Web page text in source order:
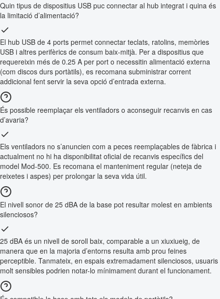
Quin tipus de dispositius USB puc connectar al hub integrat i quina és
la limitació d’alimentació?
El hub USB de 4 ports permet connectar teclats, ratolins, memòries
USB i altres perifèrics de consum baix-mitjà. Per a dispositius que
requereixin més de 0.25 A per port o necessitin alimentació externa
(com discos durs portàtils), es recomana subministrar corrent
addicional fent servir la seva opció d’entrada externa.
És possible reemplaçar els ventiladors o aconseguir recanvis en cas
d’avaria?
Els ventiladors no s’anuncien com a peces reemplaçables de fàbrica i
actualment no hi ha disponibilitat oficial de recanvis específics del
model Mod-500. Es recomana el manteniment regular (neteja de
reixetes i aspes) per prolongar la seva vida útil.
El nivell sonor de 25 dBA de la base pot resultar molest en ambients
silenciosos?
25 dBA és un nivell de soroll baix, comparable a un xiuxiueig, de
manera que en la majoria d’entorns resulta amb prou feines
perceptible. Tanmateix, en espais extremadament silenciosos, usuaris
molt sensibles podrien notar-lo mínimament durant el funcionament.